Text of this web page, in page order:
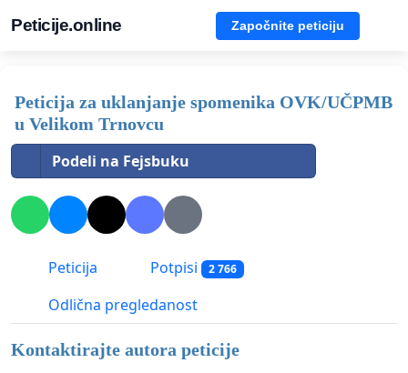
Peticije.online Započnite peticiju
Peticija za uklanjanje spomenika OVK/UČPMB
u Velikom Trnovcu
Podeli na Fejsbuku
Peticija Potpisi 2 766
Odlična pregledanost
Kontaktirajte autora peticije